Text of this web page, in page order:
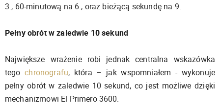
3., 60-minutową na 6., oraz bieżącą sekundę na 9.
Pełny obrót w zaledwie 10 sekund
Największe wrażenie robi jednak centralna wskazówka
tegochronografu, która – jak wspomniałem - wykonuje
pełny obrót w zaledwie 10 sekund, co jest możliwe dzięki
mechanizmowi El Primero 3600.